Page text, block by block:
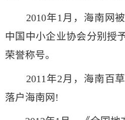
2010年1月，海南网被
中国中小企业协会分别授
荣誉称号。
2011年2月，海南百草
落户海南网!